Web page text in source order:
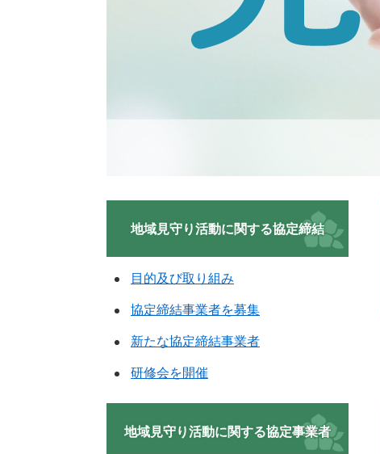
地域見守り活動に関する協定締結
目的及び取り組み
協定締結事業者を募集
新たな協定締結事業者
研修会を開催
地域見守り活動に関する協定事業者